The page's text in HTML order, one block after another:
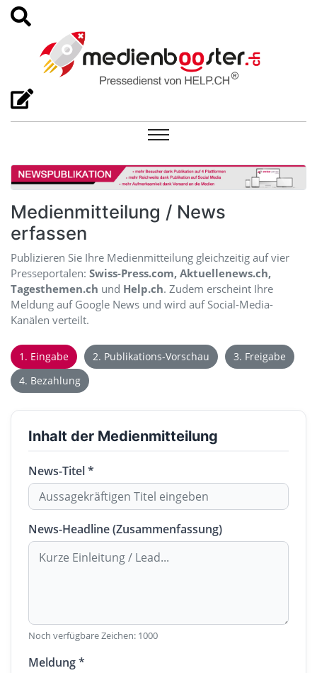
Medienmitteilung / News
erfassen
Publizieren Sie Ihre Medienmitteilung gleichzeitig auf vier
Presseportalen: Swiss-Press.com, Aktuellenews.ch,
Tagesthemen.ch und Help.ch. Zudem erscheint Ihre
Meldung auf Google News und wird auf Social-Media-
Kanälen verteilt.
1. Eingabe 2. Publikations-Vorschau
3. Freigabe
4. Bezahlung
Inhalt der Medienmitteilung
News-Titel *
News-Headline (Zusammenfassung)
Noch verfügbare Zeichen: 1000
Meldung *